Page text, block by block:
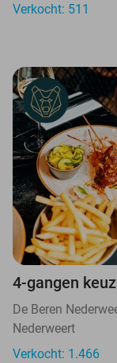
Verkocht: 511
4-gangen
De Beren
Nederweert
Verkocht: 1.466